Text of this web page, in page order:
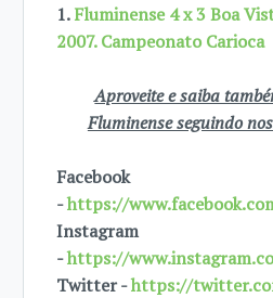
1.Fluminense 4 x 3 Boa
2007. Campeonato Carioca
Aproveite e saiba
Fluminense seguindo
Facebook
-https://
Instagram
-https://
Twitter -https://